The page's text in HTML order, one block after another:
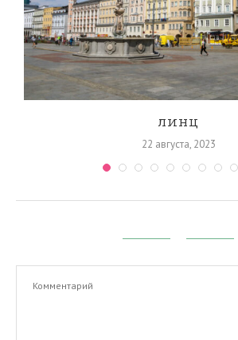
ЛИНЦ
22 августа, 2023